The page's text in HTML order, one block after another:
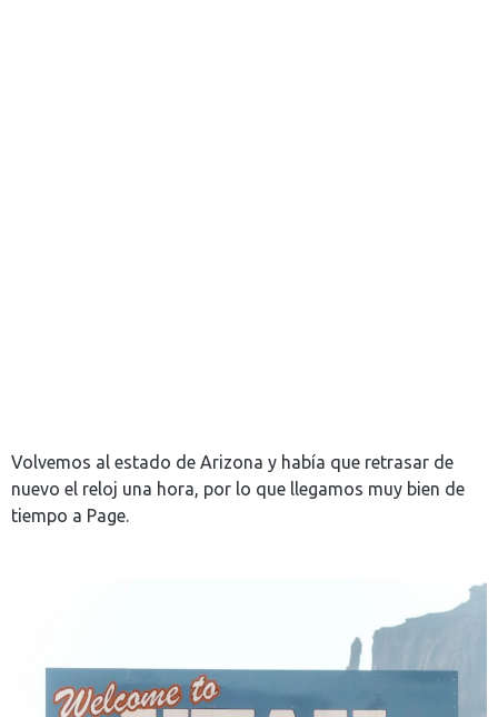
Volvemos al estado de Arizona y había que retrasar de
nuevo el reloj una hora, por lo que llegamos muy bien de
tiempo a Page.